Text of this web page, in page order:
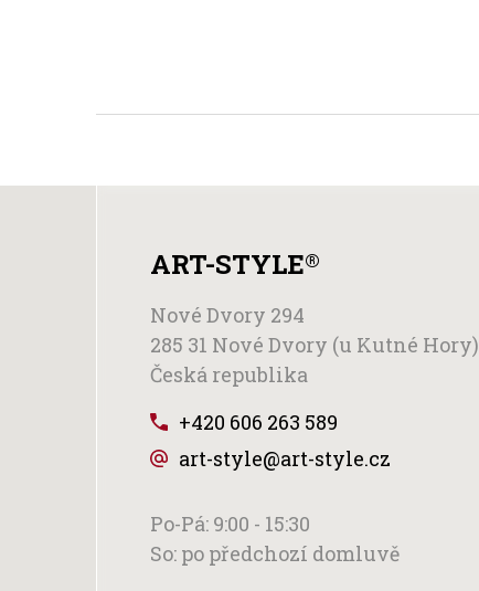
ART-STYLE®
Nové Dvory 294
285 31 Nové Dvory (u Kutné Hory)
Česká republika
+420 606 263 589
art-style@art-style.cz
Po-Pá: 9:00 - 15:30
So: po předchozí domluvě